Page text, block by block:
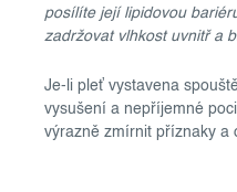
posílíte její lipidovou
zadržovat vlhkost uvnitř a
Je-li pleť vystavena
vysušení a nepříjemné
výrazně zmírnit příznaky a